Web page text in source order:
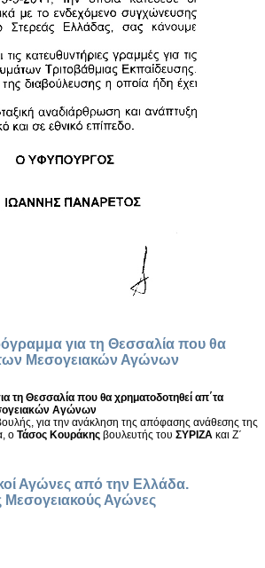
για τη Θεσσαλία που θα
Μεσογειακών Αγώνων
τη Θεσσαλία που θα χρηματοδοτηθεί απ΄τα
Αγώνων
για την ανάκληση της απόφασης ανάθεσης της
ο Τάσος Κουράκης βουλευτής του ΣΥΡΙΖΑ και Ζ΄
Αγώνες από την Ελλάδα.
Μεσογειακούς Αγώνες